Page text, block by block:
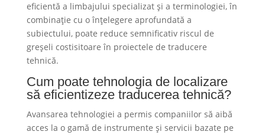
eficientă a limbajului specializat și a terminologiei, în
combinație cu o înțelegere aprofundată a
subiectului, poate reduce semnificativ riscul de
greșeli costisitoare în proiectele de traducere
tehnică.
Cum poate tehnologia de localizare
să eficientizeze traducerea tehnică?
Avansarea tehnologiei a permis companiilor să aibă
acces la o gamă de instrumente și servicii bazate pe